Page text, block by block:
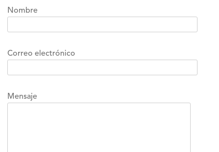
Nombre
Correo electrónico
Mensaje